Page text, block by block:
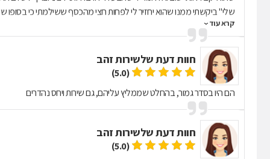
להודעות טלפוניות שלי ממש לא רציני ומאכזב .
קרא עוד
חוות דעת שלשירות זהב
(5.0)
הם היו בסדר גמור, בהחלט שממליץ עליהם, גם שירות ויחס נהדרים
חוות דעת שלשירות זהב
(5.0)